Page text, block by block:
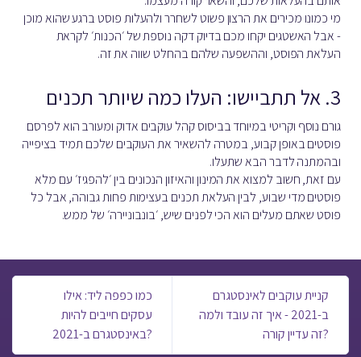
מי כמונו מכירים את הרצון פשוט לשחרר ולהעלות פוסט ברגע שהוא מוכן
- אבל האשטגים יקחו מכם בדיוק דקה נוספת של ׳הכנות׳ לקראת
העלאת הפוסט, וההשפעה שלהם בהחלט שווה את זה.
3. אל תתביישו: העלו כמה שיותר תכנים
גורם נוסף וקריטי במיוחד בביסוס קהל עוקבים אדוק ומעורב הוא לפרסם
פוסטים באופן קבוע, במטרה להשאיר את העוקבים שלכם תמיד בציפייה
ובהמתנה לדבר הבא שתעלו.
עם זאת, חשוב למצוא את המינון והאיזון הנכונים בין ׳להפגיז׳ עם מלא
פוסטים מדי שבוע, לבין העלאת תכנים בעצימות פחות גבוהה, אבל כל
פוסט שאתם מעלים הוא הכי לפנים שיש, ׳בונבוניירה׳ של ממש.
כמו כפפה ליד: אילו
עסקים חייבים להיות
באינסטגרם ב-2021?
קניית עוקבים לאינסטגרם
ב-2021 - איך זה עובד ולמה
זה עדיין קורה?